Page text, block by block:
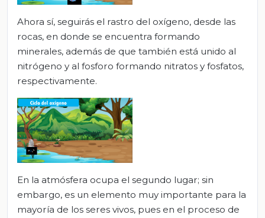
Ahora sí, seguirás el rastro del oxígeno, desde las
rocas, en donde se encuentra formando
minerales, además de que también está unido al
nitrógeno y al fosforo formando nitratos y fosfatos,
respectivamente.
En la atmósfera ocupa el segundo lugar; sin
embargo, es un elemento muy importante para la
mayoría de los seres vivos, pues en el proceso de